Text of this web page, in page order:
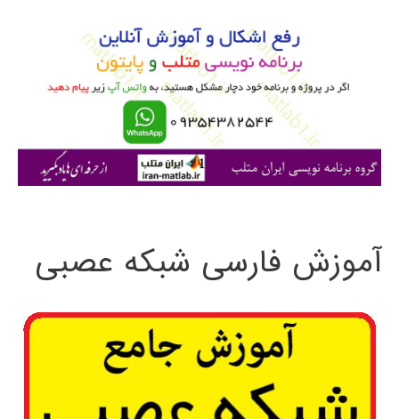
ی
آموزش فارسی شبکه عصبی